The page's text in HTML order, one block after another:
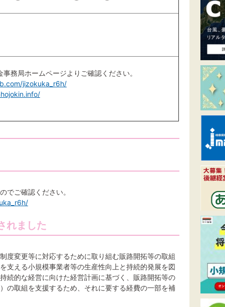
務局ホームページよりご確認ください。
jizokuka_r6h/
でご確認ください。
れました
度変更等に対応するために取り組む販路開拓等の取組
支える小規模事業者等の生産性向上と持続的発展を図
続的な経営に向けた経営計画に基づく、販路開拓等の
の取組を支援するため、それに要する経費の一部を補